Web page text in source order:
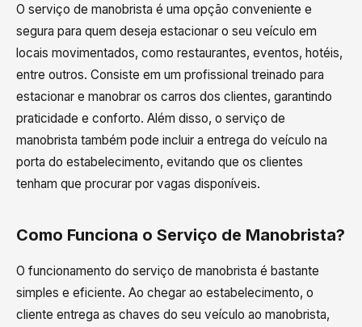
O serviço de manobrista é uma opção conveniente e
segura para quem deseja estacionar o seu veículo em
locais movimentados, como restaurantes, eventos, hotéis,
entre outros. Consiste em um profissional treinado para
estacionar e manobrar os carros dos clientes, garantindo
praticidade e conforto. Além disso, o serviço de
manobrista também pode incluir a entrega do veículo na
porta do estabelecimento, evitando que os clientes
tenham que procurar por vagas disponíveis.
Como Funciona o Serviço de Manobrista?
O funcionamento do serviço de manobrista é bastante
simples e eficiente. Ao chegar ao estabelecimento, o
cliente entrega as chaves do seu veículo ao manobrista,